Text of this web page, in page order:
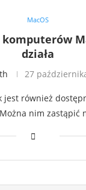
MacOS
działa
27
jest również
nim zastąpić